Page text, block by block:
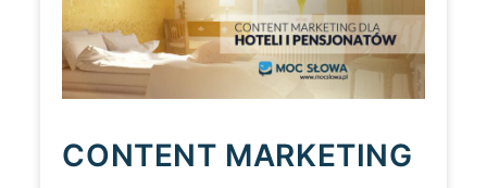
CONTENT MARKETING